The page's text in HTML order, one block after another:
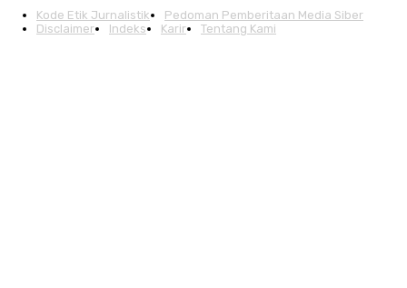
Kode Etik Jurnalistik
Pedoman Pemberitaan Media Siber
Disclaimer
Indeks Karir Tentang Kami